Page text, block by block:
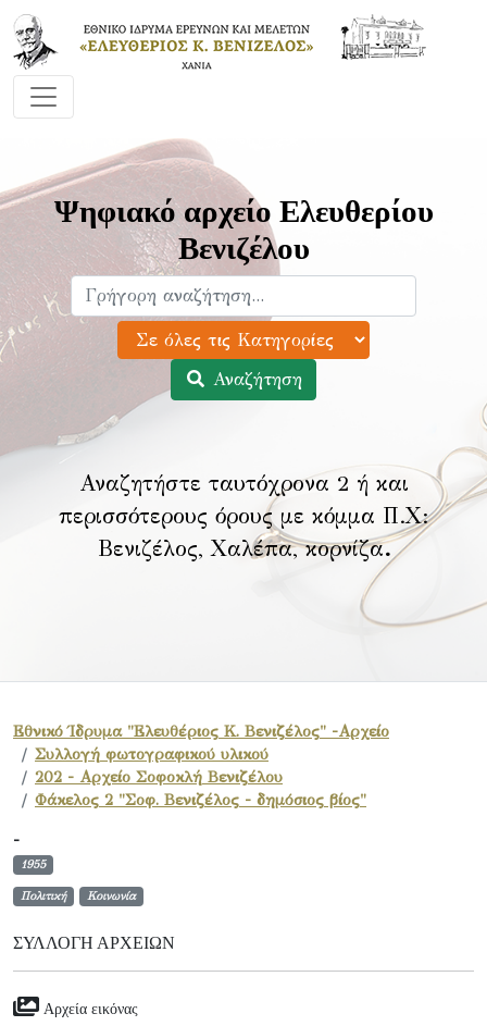
Ψηφιακό αρχείο Ελευθερίου
Βενιζέλου
Αναζήτηση
Αναζητήστε ταυτόχρονα 2 ή και
περισσότερους όρους με κόμμα Π.Χ:
Βενιζέλος, Χαλέπα, κορνίζα.
Εθνικό Ίδρυμα "Ελευθέριος Κ. Βενιζέλος" -Αρχείο
Συλλογή φωτογραφικού υλικού
202 - Αρχείο Σοφοκλή Βενιζέλου
Φάκελος 2 "Σοφ. Βενιζέλος - δημόσιος βίος"
-
1955
Πολιτική Κοινωνία
ΣΥΛΛΟΓΉ ΑΡΧΕΊΩΝ
Αρχεία εικόνας